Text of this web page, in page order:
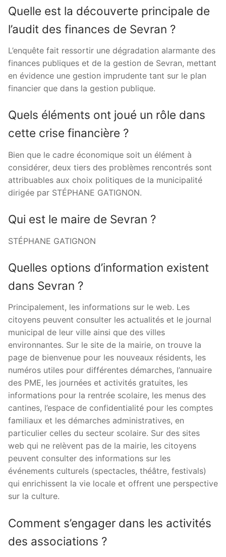
Quelle est la découverte principale de
l’audit des finances de Sevran ?
L’enquête fait ressortir une dégradation alarmante des
finances publiques et de la gestion de Sevran, mettant
en évidence une gestion imprudente tant sur le plan
financier que dans la gestion publique.
Quels éléments ont joué un rôle dans
cette crise financière ?
Bien que le cadre économique soit un élément à
considérer, deux tiers des problèmes rencontrés sont
attribuables aux choix politiques de la municipalité
dirigée par STÉPHANE GATIGNON.
Qui est le maire de Sevran ?
STÉPHANE GATIGNON
Quelles options d’information existent
dans Sevran ?
Principalement, les informations sur le web. Les
citoyens peuvent consulter les actualités et le journal
municipal de leur ville ainsi que des villes
environnantes. Sur le site de la mairie, on trouve la
page de bienvenue pour les nouveaux résidents, les
numéros utiles pour différentes démarches, l’annuaire
des PME, les journées et activités gratuites, les
informations pour la rentrée scolaire, les menus des
cantines, l’espace de confidentialité pour les comptes
familiaux et les démarches administratives, en
particulier celles du secteur scolaire. Sur des sites
web qui ne relèvent pas de la mairie, les citoyens
peuvent consulter des informations sur les
événements culturels (spectacles, théâtre, festivals)
qui enrichissent la vie locale et offrent une perspective
sur la culture.
Comment s’engager dans les activités
des associations ?